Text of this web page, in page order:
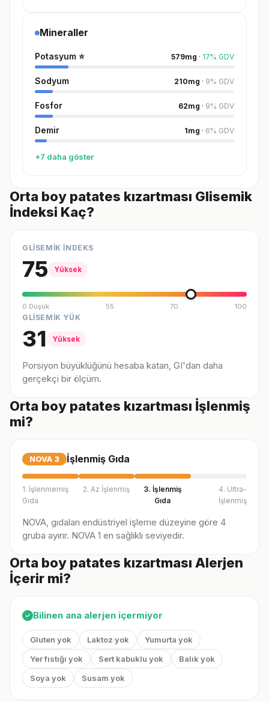
Mineraller
Potasyum ⭐ 579mg · 17% GDV
Sodyum 210mg · 9% GDV
Fosfor 62mg · 9% GDV
Demir 1mg · 6% GDV
+7 daha göster
Orta boy patates kızartması Glisemik
İndeksi Kaç?
GLİSEMİK İNDEKS
75 Yüksek
0 Düşük 55 70 100
GLİSEMİK YÜK
31 Yüksek
Porsiyon büyüklüğünü hesaba katan, GI'dan daha
gerçekçi bir ölçüm.
Orta boy patates kızartması İşlenmiş
mi?
NOVA 3 İşlenmiş Gıda
1. İşlenmemiş
Gıda
2. Az İşlenmiş
3. İşlenmiş
Gıda
4. Ultra-
İşlenmiş
NOVA, gıdaları endüstriyel işleme düzeyine göre 4
gruba ayırır. NOVA 1 en sağlıklı seviyedir.
Orta boy patates kızartması Alerjen
İçerir mi?
✓ Bilinen ana alerjen içermiyor
Gluten yok Laktoz yok
Yumurta yok
Yer fıstığı yok
Sert kabuklu yok
Balık yok
Soya yok
Susam yok